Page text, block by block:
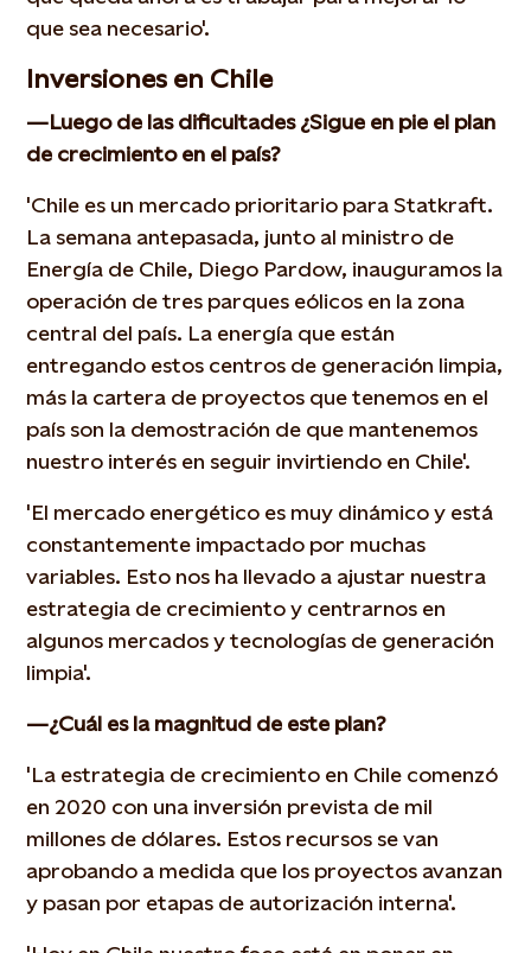
que sea necesario'.
Inversiones en Chile
—Luego de las dificultades ¿Sigue en pie el plan
de crecimiento en el país?
'Chile es un mercado prioritario para Statkraft.
La semana antepasada, junto al ministro de
Energía de Chile, Diego Pardow, inauguramos la
operación de tres parques eólicos en la zona
central del país. La energía que están
entregando estos centros de generación limpia,
más la cartera de proyectos que tenemos en el
país son la demostración de que mantenemos
nuestro interés en seguir invirtiendo en Chile'.
'El mercado energético es muy dinámico y está
constantemente impactado por muchas
variables. Esto nos ha llevado a ajustar nuestra
estrategia de crecimiento y centrarnos en
algunos mercados y tecnologías de generación
limpia'.
—¿Cuál es la magnitud de este plan?
'La estrategia de crecimiento en Chile comenzó
en 2020 con una inversión prevista de mil
millones de dólares. Estos recursos se van
aprobando a medida que los proyectos avanzan
y pasan por etapas de autorización interna'.